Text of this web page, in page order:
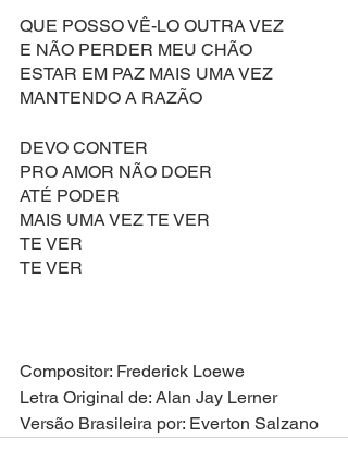
QUE POSSO VÊ-LO OUTRA VEZ
E NÃO PERDER MEU CHÃO
ESTAR EM PAZ MAIS UMA VEZ
MANTENDO A RAZÃO
DEVO CONTER
PRO AMOR NÃO DOER
ATÉ PODER
MAIS UMA VEZ TE VER
TE VER
TE VER
Compositor: Frederick Loewe
Letra Original de: Alan Jay Lerner
Versão Brasileira por: Everton Salzano